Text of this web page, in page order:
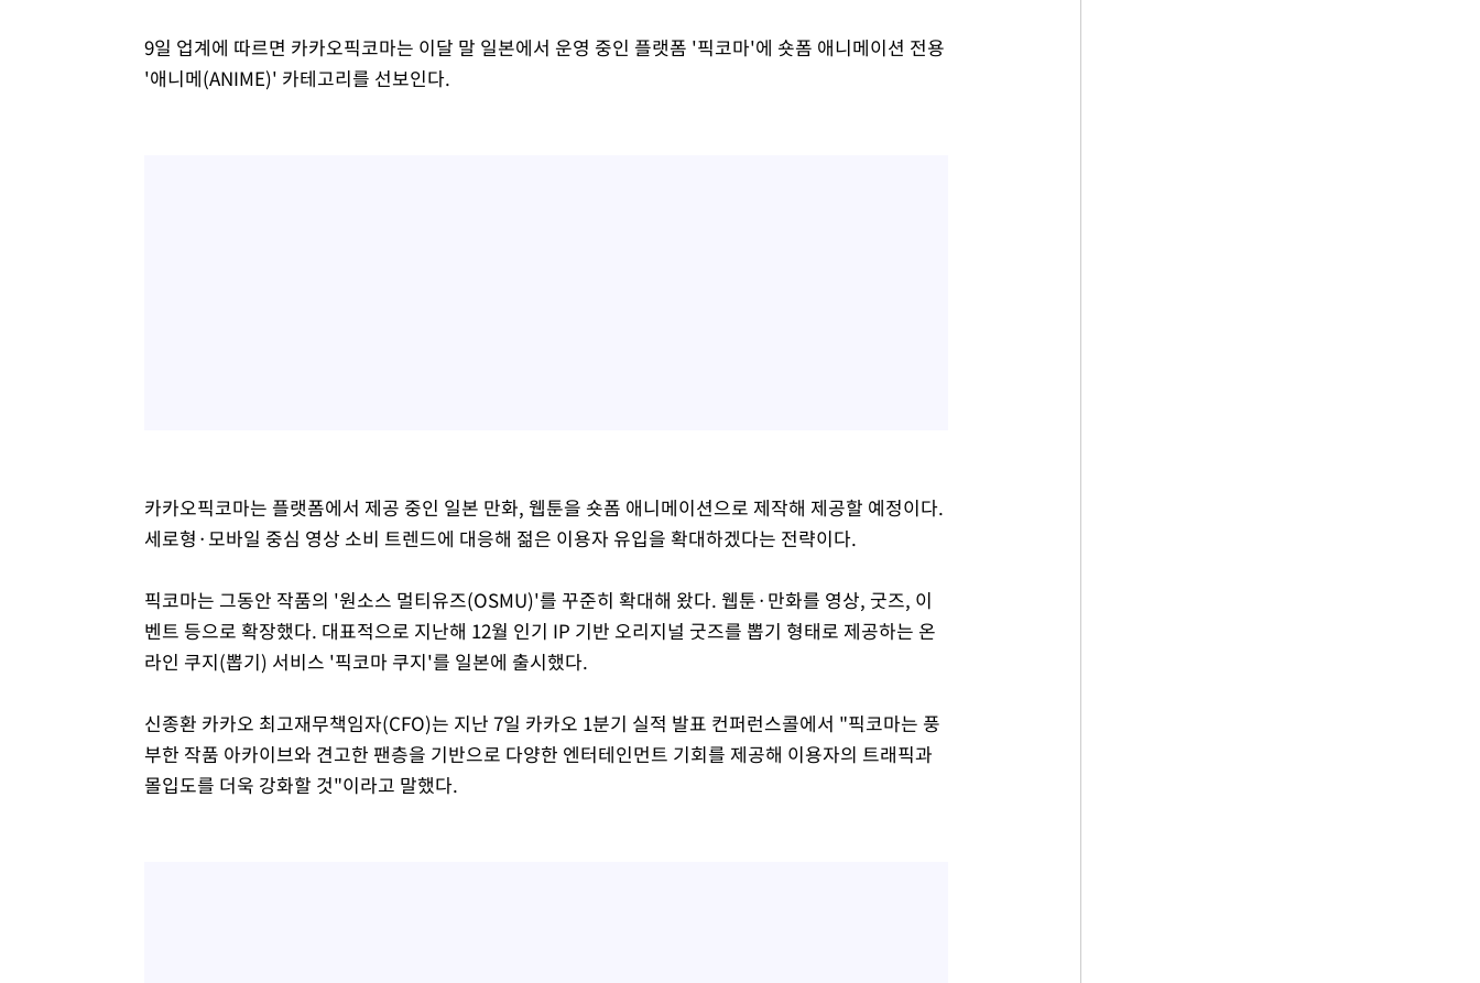
9일 업계에 따르면 카카오픽코마는 이달 말 일본에서 운영 중인 플랫폼 '픽코마'에 숏폼 애니메이션 전용
'애니메(ANIME)' 카테고리를 선보인다.
카카오픽코마는 플랫폼에서 제공 중인 일본 만화, 웹툰을 숏폼 애니메이션으로 제작해 제공할 예정이다.
세로형·모바일 중심 영상 소비 트렌드에 대응해 젊은 이용자 유입을 확대하겠다는 전략이다.
픽코마는 그동안 작품의 '원소스 멀티유즈(OSMU)'를 꾸준히 확대해 왔다. 웹툰·만화를 영상, 굿즈, 이
벤트 등으로 확장했다. 대표적으로 지난해 12월 인기 IP 기반 오리지널 굿즈를 뽑기 형태로 제공하는 온
라인 쿠지(뽑기) 서비스 '픽코마 쿠지'를 일본에 출시했다.
신종환 카카오 최고재무책임자(CFO)는 지난 7일 카카오 1분기 실적 발표 컨퍼런스콜에서 "픽코마는 풍
부한 작품 아카이브와 견고한 팬층을 기반으로 다양한 엔터테인먼트 기회를 제공해 이용자의 트래픽과
몰입도를 더욱 강화할 것"이라고 말했다.